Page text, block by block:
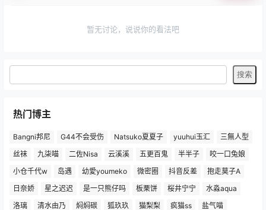
暂无讨论，说说你的看法吧
热门博主
Bangni邦尼 G44不会受伤 Natsuko夏夏子 yuuhui玉汇
三無人型
丝袜
九柒喵 二佐Nisa 云溪溪 五更百鬼 半半子
咬一口兔娘
小仓千代w
岛遇 幼愛youmeko 微密圈 抖音反差
抱走莫子A
日奈娇
星之迟迟 是一只熊仔吗 板栗饼 桜井宁宁
水淼aqua
洛璃
清水由乃 焖焖碳 狐玖玖 猫梨梨 疯猫ss 盐气喵